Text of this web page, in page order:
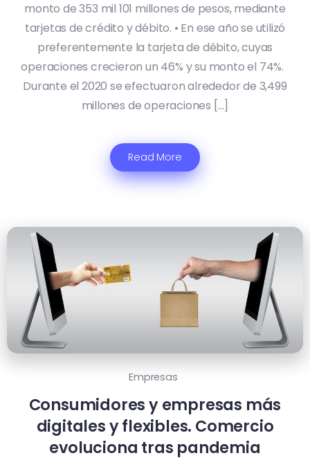
monto de 353 mil 101 millones de pesos, mediante
tarjetas de crédito y débito. • En ese año se utilizó
preferentemente la tarjeta de débito, cuyas
operaciones crecieron un 46% y su monto el 74%.
Durante el 2020 se efectuaron alrededor de 3,499
millones de operaciones […]
Read More
Empresas
Consumidores y empresas más
digitales y flexibles. Comercio
evoluciona tras pandemia